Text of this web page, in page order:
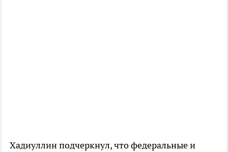
Хадиуллин подчеркнул, что федеральные и